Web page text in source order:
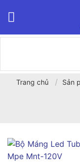
Trang chủ / Sản